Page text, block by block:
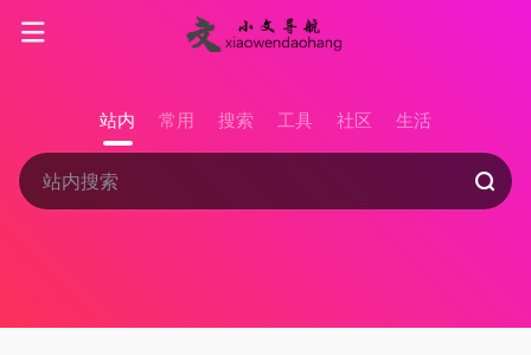
站内 常用 搜索 工具 社区 生活